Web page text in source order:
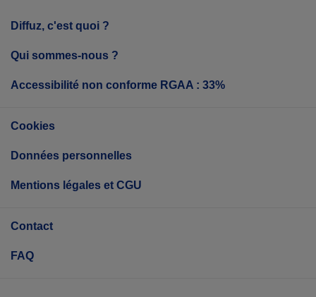
Diffuz, c'est quoi ?
Qui sommes-nous ?
Accessibilité non conforme RGAA : 33%
Cookies
Données personnelles
Mentions légales et CGU
Contact
FAQ